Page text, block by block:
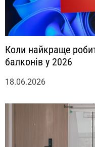
Коли найкраще
балконів у 2026
18.06.2026